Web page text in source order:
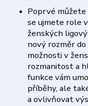
Poprvé
se ujmete role
ženských
nový rozměr
možnosti v
rozmanitost a
funkce vám
příběhy, ale
a ovlivňovat